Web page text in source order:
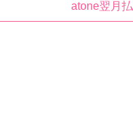
atone翌月